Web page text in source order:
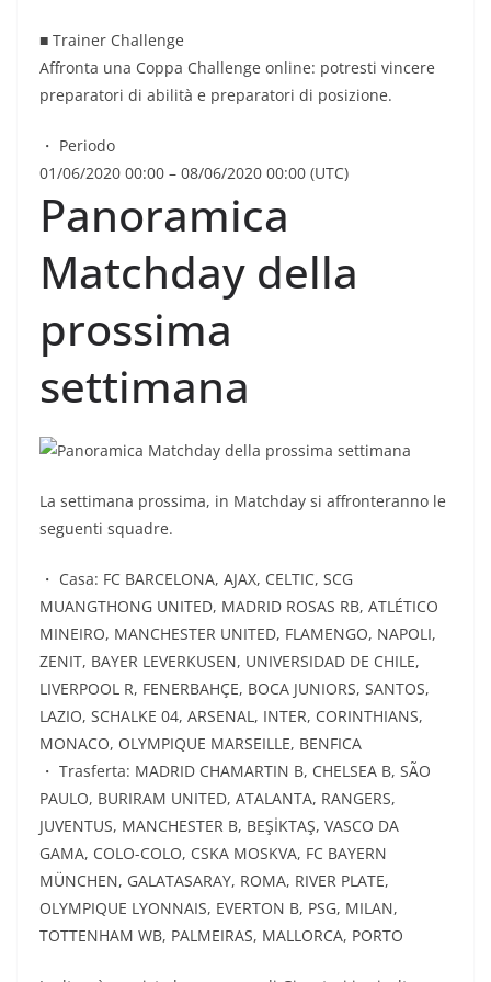
■ Trainer Challenge
Affronta una Coppa Challenge online: potresti vincere
preparatori di abilità e preparatori di posizione.
・ Periodo
01/06/2020 00:00 – 08/06/2020 00:00 (UTC)
Panoramica
Matchday della
prossima
settimana
La settimana prossima, in Matchday si affronteranno le
seguenti squadre.
・ Casa: FC BARCELONA, AJAX, CELTIC, SCG
MUANGTHONG UNITED, MADRID ROSAS RB, ATLÉTICO
MINEIRO, MANCHESTER UNITED, FLAMENGO, NAPOLI,
ZENIT, BAYER LEVERKUSEN, UNIVERSIDAD DE CHILE,
LIVERPOOL R, FENERBAHÇE, BOCA JUNIORS, SANTOS,
LAZIO, SCHALKE 04, ARSENAL, INTER, CORINTHIANS,
MONACO, OLYMPIQUE MARSEILLE, BENFICA
・ Trasferta: MADRID CHAMARTIN B, CHELSEA B, SÃO
PAULO, BURIRAM UNITED, ATALANTA, RANGERS,
JUVENTUS, MANCHESTER B, BEŞİKTAŞ, VASCO DA
GAMA, COLO-COLO, CSKA MOSKVA, FC BAYERN
MÜNCHEN, GALATASARAY, ROMA, RIVER PLATE,
OLYMPIQUE LYONNAIS, EVERTON B, PSG, MILAN,
TOTTENHAM WB, PALMEIRAS, MALLORCA, PORTO